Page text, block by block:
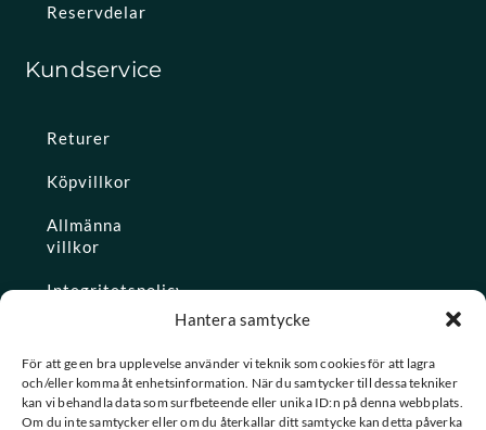
Hantera samtycke
För att ge en bra upplevelse använder vi teknik som cookies för att lagra
och/eller komma åt enhetsinformation. När du samtycker till dessa tekniker
kan vi behandla data som surfbeteende eller unika ID:n på denna webbplats.
Om du inte samtycker eller om du återkallar ditt samtycke kan detta påverka
Reservdelar
Kundservice
Returer
Köpvillkor
Allmänna
villkor
Integritetspolicy
Konto